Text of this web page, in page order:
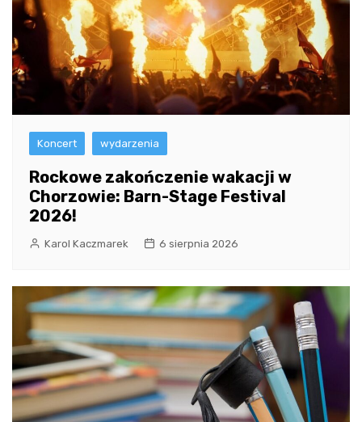
Koncert wydarzenia
Rockowe zakończenie wakacji w
Chorzowie: Barn-Stage Festival
2026!
Karol Kaczmarek 6 sierpnia 2026